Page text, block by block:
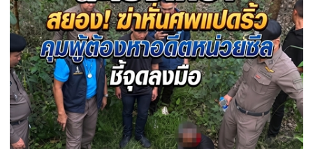
กวาดล้าง
ต่างด้าว
แย่ง
อาชีพ
คน
ไทย